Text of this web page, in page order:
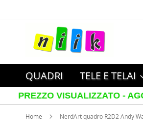
contenuto
QUADRI TELE E TELAI
- AGGIUNGI AL
Home NerdArt quadro R2D2 Andy